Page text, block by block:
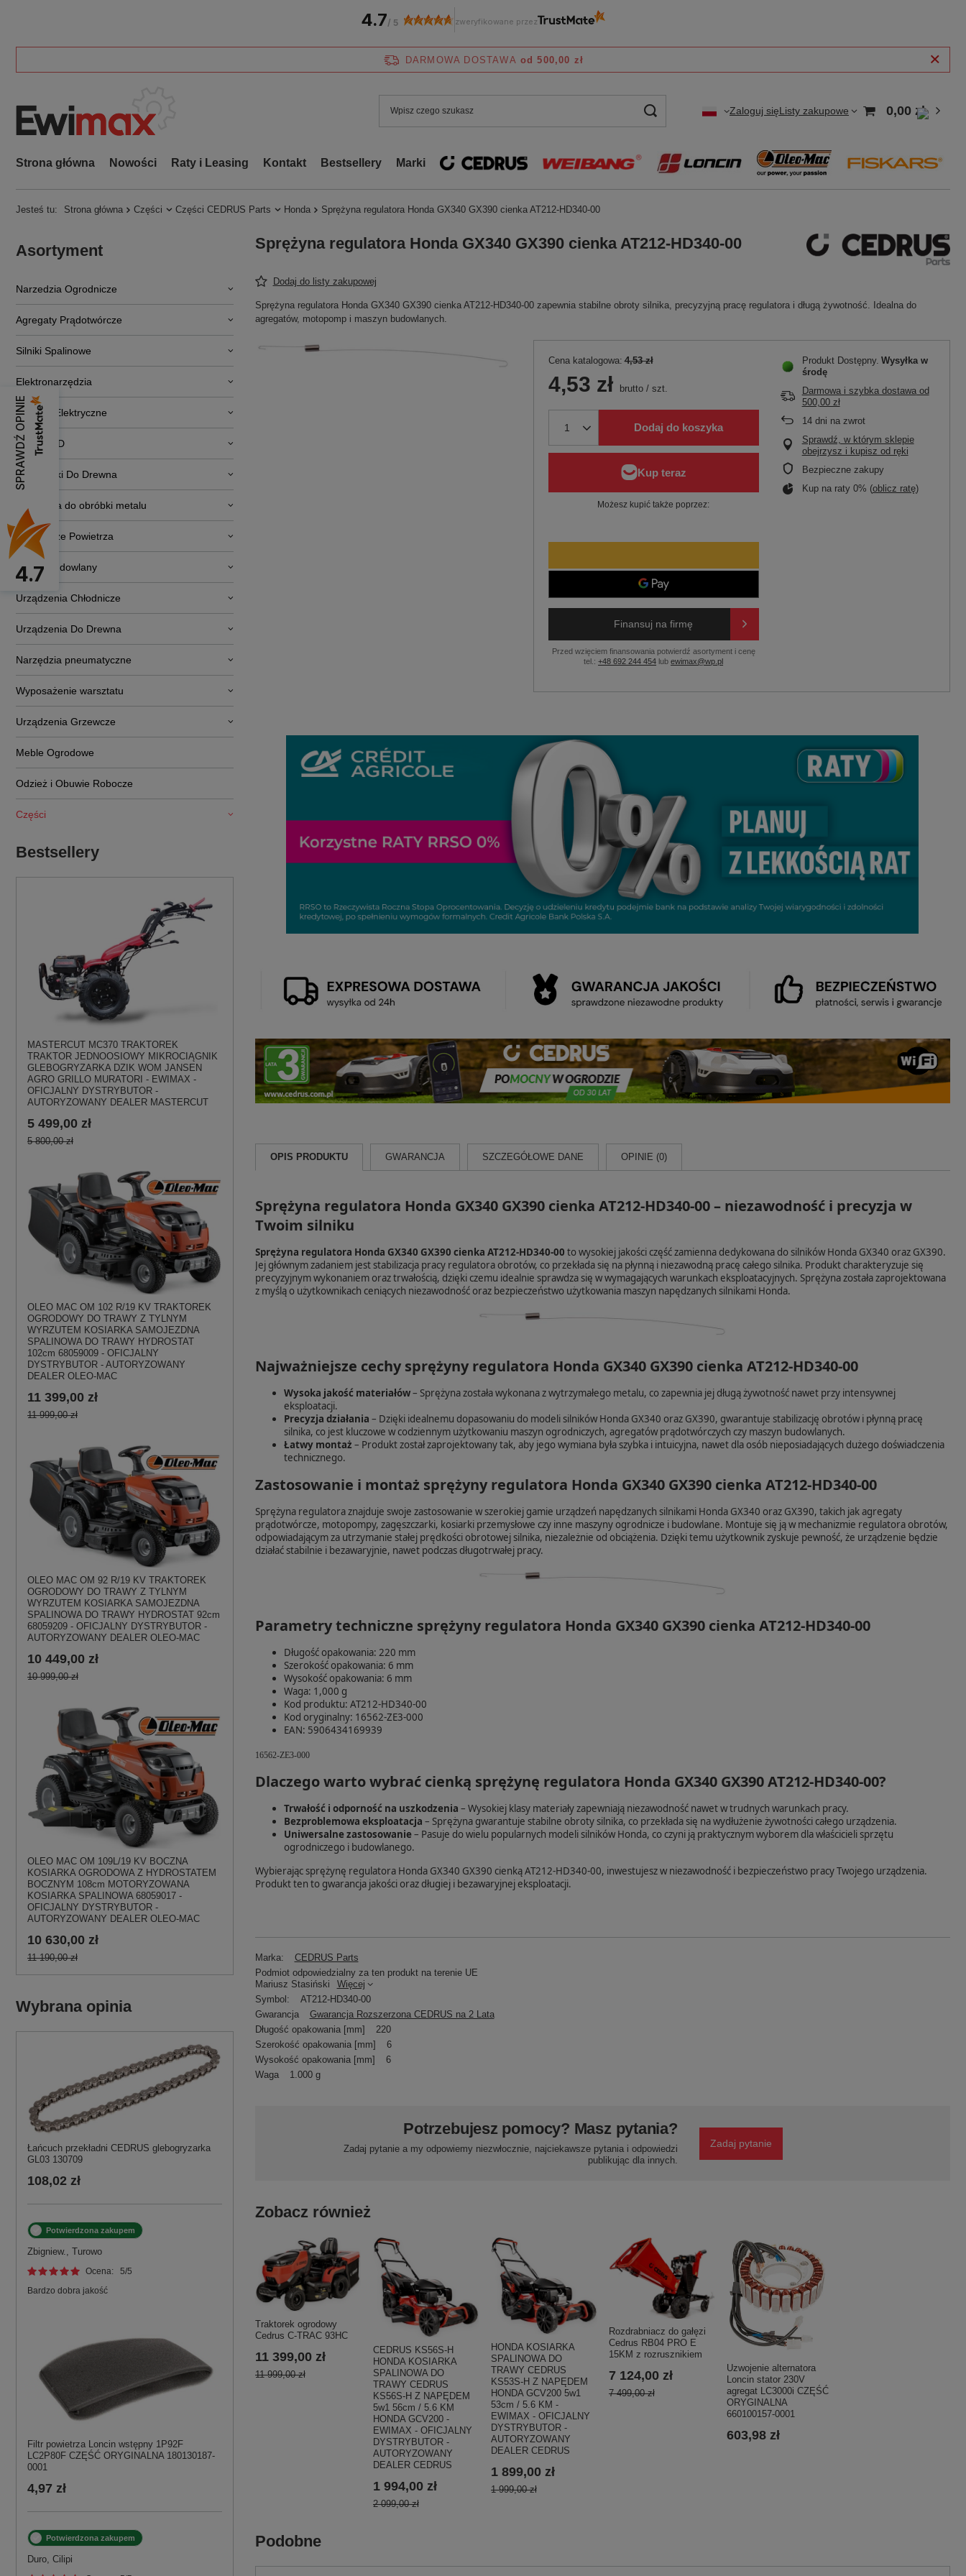
DARMOWA DOSTAWA od 500,00 zł
Zaloguj sięListy zakupowe 0,00 zł
Strona główna Nowości Raty i Leasing Kontakt Bestsellery Marki
Jesteś tu: Strona główna Części Części CEDRUS Parts Honda Sprężyna regulatora Honda GX340 GX390 cienka AT212-HD340-00
Asortyment
Narzedzia Ogrodnicze
Agregaty Prądotwórcze
Silniki Spalinowe
Elektronarzędzia
Pojazdy Elektryczne
RTV i AGD
Obrabiarki Do Drewna
Narzędzia do obróbki metalu
Osuszacze Powietrza
Sprzęt budowlany
Urządzenia Chłodnicze
Urządzenia Do Drewna
Narzędzia pneumatyczne
Wyposażenie warsztatu
Urządzenia Grzewcze
Meble Ogrodowe
Odzież i Obuwie Robocze
Części
Bestsellery
MASTERCUT MC370 TRAKTOREK
TRAKTOR JEDNOOSIOWY MIKROCIĄGNIK
GLEBOGRYZARKA DZIK WOM JANSEN
AGRO GRILLO MURATORI - EWIMAX -
OFICJALNY DYSTRYBUTOR -
AUTORYZOWANY DEALER MASTERCUT
5 499,00 zł
5 800,00 zł
OLEO MAC OM 102 R/19 KV TRAKTOREK
OGRODOWY DO TRAWY Z TYLNYM
WYRZUTEM KOSIARKA SAMOJEZDNA
SPALINOWA DO TRAWY HYDROSTAT
102cm 68059009 - OFICJALNY
DYSTRYBUTOR - AUTORYZOWANY
DEALER OLEO-MAC
11 399,00 zł
11 999,00 zł
OLEO MAC OM 92 R/19 KV TRAKTOREK
OGRODOWY DO TRAWY Z TYLNYM
WYRZUTEM KOSIARKA SAMOJEZDNA
SPALINOWA DO TRAWY HYDROSTAT 92cm
68059209 - OFICJALNY DYSTRYBUTOR -
AUTORYZOWANY DEALER OLEO-MAC
10 449,00 zł
10 999,00 zł
OLEO MAC OM 109L/19 KV BOCZNA
KOSIARKA OGRODOWA Z HYDROSTATEM
BOCZNYM 108cm MOTORYZOWANA
KOSIARKA SPALINOWA 68059017 -
OFICJALNY DYSTRYBUTOR -
AUTORYZOWANY DEALER OLEO-MAC
10 630,00 zł
11 190,00 zł
Wybrana opinia
Łańcuch przekładni CEDRUS glebogryzarka
GL03 130709
108,02 zł
Potwierdzona zakupem
Zbigniew., Turowo
Ocena: 5/5
Bardzo dobra jakość
Filtr powietrza Loncin wstępny 1P92F
LC2P80F CZĘŚĆ ORYGINALNA 180130187-
0001
4,97 zł
Potwierdzona zakupem
Duro, Cilipi
Sprężyna regulatora Honda GX340 GX390 cienka AT212-HD340-00
Dodaj do listy zakupowej
Sprężyna regulatora Honda GX340 GX390 cienka AT212-HD340-00 zapewnia stabilne obroty silnika, precyzyjną pracę regulatora i długą żywotność. Idealna do
agregatów, motopomp i maszyn budowlanych.
Cena katalogowa: 4,53 zł
4,53 zł brutto/ szt.
Dodaj do koszyka
Możesz kupić także poprzez:
Finansuj na firmę
Przed wzięciem finansowania potwierdź asortyment i cenę
tel.:+48 692 244 454 lubewimax@wp.pl
Produkt Dostępny Wysyłka w
środę
Darmowa i szybka dostawaod
500,00 zł
14dni na zwrot
Sprawdź, w którym sklepie
obejrzysz i kupisz od ręki
Bezpieczne zakupy
Kup na raty 0% (oblicz ratę)
OPIS PRODUKTU GWARANCJA SZCZEGÓŁOWE DANE OPINIE (0)
Sprężyna regulatora Honda GX340 GX390 cienka AT212-HD340-00 – niezawodność i precyzja w
Twoim silniku
Sprężyna regulatora Honda GX340 GX390 cienka AT212-HD340-00 to wysokiej jakości część zamienna dedykowana do silników Honda GX340 oraz GX390.
Jej głównym zadaniem jest stabilizacja pracy regulatora obrotów, co przekłada się na płynną i niezawodną pracę całego silnika. Produkt charakteryzuje się
precyzyjnym wykonaniem oraz trwałością, dzięki czemu idealnie sprawdza się w wymagających warunkach eksploatacyjnych. Sprężyna została zaprojektowana
z myślą o użytkownikach ceniących niezawodność oraz bezpieczeństwo użytkowania maszyn napędzanych silnikami Honda.
Najważniejsze cechy sprężyny regulatora Honda GX340 GX390 cienka AT212-HD340-00
Wysoka jakość materiałów– Sprężyna została wykonana z wytrzymałego metalu, co zapewnia jej długą żywotność nawet przy intensywnej
eksploatacji.
Precyzja działania – Dzięki idealnemu dopasowaniu do modeli silników Honda GX340 oraz GX390, gwarantuje stabilizację obrotów i płynną pracę
silnika, co jest kluczowe w codziennym użytkowaniu maszyn ogrodniczych, agregatów prądotwórczych czy maszyn budowlanych.
Łatwy montaż – Produkt został zaprojektowany tak, aby jego wymiana była szybka i intuicyjna, nawet dla osób nieposiadających dużego doświadczenia
technicznego.
Zastosowanie i montaż sprężyny regulatora Honda GX340 GX390 cienka AT212-HD340-00
Sprężyna regulatora znajduje swoje zastosowanie w szerokiej gamie urządzeń napędzanych silnikami Honda GX340 oraz GX390, takich jak agregaty
prądotwórcze, motopompy, zagęszczarki, kosiarki przemysłowe czy inne maszyny ogrodnicze i budowlane. Montuje się ją w mechanizmie regulatora obrotów,
odpowiadającym za utrzymanie stałej prędkości obrotowej silnika, niezależnie od obciążenia. Dzięki temu użytkownik zyskuje pewność, że urządzenie będzie
działać stabilnie i bezawaryjnie, nawet podczas długotrwałej pracy.
Parametry techniczne sprężyny regulatora Honda GX340 GX390 cienka AT212-HD340-00
Długość opakowania: 220 mm
Szerokość opakowania: 6 mm
Wysokość opakowania: 6 mm
Waga: 1,000 g
Kod produktu: AT212-HD340-00
Kod oryginalny: 16562-ZE3-000
EAN: 5906434169939
16562-ZE3-000
Dlaczego warto wybrać cienką sprężynę regulatora Honda GX340 GX390 AT212-HD340-00?
Trwałość i odporność na uszkodzenia – Wysokiej klasy materiały zapewniają niezawodność nawet w trudnych warunkach pracy.
Bezproblemowa eksploatacja – Sprężyna gwarantuje stabilne obroty silnika, co przekłada się na wydłużenie żywotności całego urządzenia.
Uniwersalne zastosowanie– Pasuje do wielu popularnych modeli silników Honda, co czyni ją praktycznym wyborem dla właścicieli sprzętu
ogrodniczego i budowlanego.
Wybierając sprężynę regulatora Honda GX340 GX390 cienką AT212-HD340-00, inwestujesz w niezawodność i bezpieczeństwo pracy Twojego urządzenia.
Produkt ten to gwarancja jakości oraz długiej i bezawaryjnej eksploatacji.
Marka:
CEDRUS Parts
Podmiot odpowiedzialny za ten produkt na terenie UE
Mariusz Stasiński
Więcej
Symbol:
AT212-HD340-00
Gwarancja
Gwarancja Rozszerzona CEDRUS na 2 Lata
Długość opakowania [mm]
220
Szerokość opakowania [mm]
6
Wysokość opakowania [mm]
6
Waga
1.000 g
Potrzebujesz pomocy? Masz pytania?
Zadaj pytanie a my odpowiemy niezwłocznie, najciekawsze pytania i odpowiedzi
publikując dla innych.
Zadaj pytanie
Zobacz również
Traktorek ogrodowy
Cedrus C-TRAC 93HC
11 399,00 zł
11 999,00 zł
CEDRUS KS56S-H
HONDA KOSIARKA
SPALINOWA DO
TRAWY CEDRUS
KS56S-H Z NAPĘDEM
5w1 56cm / 5.6 KM
HONDA GCV200 -
EWIMAX - OFICJALNY
DYSTRYBUTOR -
AUTORYZOWANY
DEALER CEDRUS
1 994,00 zł
2 099,00 zł
HONDA KOSIARKA
SPALINOWA DO
TRAWY CEDRUS
KS53S-H Z NAPĘDEM
HONDA GCV200 5w1
53cm / 5.6 KM -
EWIMAX - OFICJALNY
DYSTRYBUTOR -
AUTORYZOWANY
DEALER CEDRUS
1 899,00 zł
1 999,00 zł
Rozdrabniacz do gałęzi
Cedrus RB04 PRO E
15KM z rozrusznikiem
7 124,00 zł
7 499,00 zł
Uzwojenie alternatora
Loncin stator 230V
agregat LC3000i CZĘŚĆ
ORYGINALNA
660100157-0001
603,98 zł
Podobne
4.7/ 5 zweryfikowane przez
SPRAWDŹ OPINIE
4.7